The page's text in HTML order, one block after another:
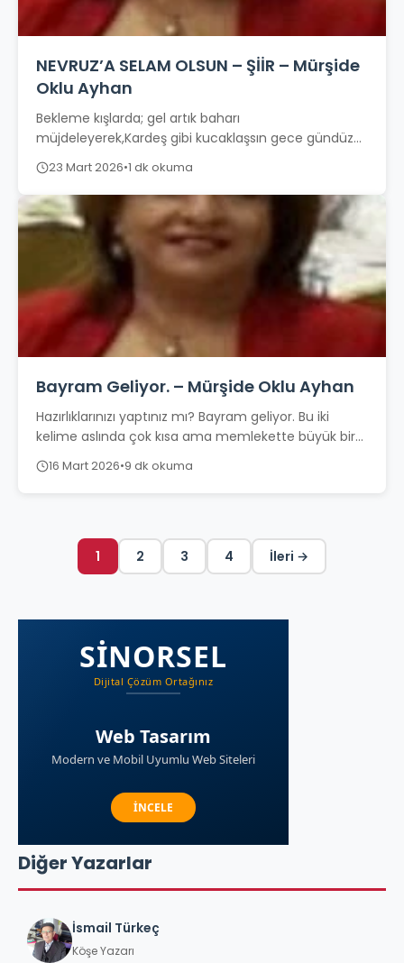
NEVRUZ’A SELAM OLSUN – ŞİİR – Mürşide
Oklu Ayhan
Bekleme kışlarda; gel artık baharı
müjdeleyerek,Kardeş gibi kucaklaşsın gece gündüz
eşitlenerek,Birleşsin eller, birleşsin gönüller
affederek,Yeni günde, yeni baharla, yeniden doğ...
23 Mart 2026•1 dk okuma
Bayram Geliyor. – Mürşide Oklu Ayhan
Hazırlıklarınızı yaptınız mı? Bayram geliyor. Bu iki
kelime aslında çok kısa ama memlekette büyük bir
hareket başlatır. Oruç tutmanın ardından...
16 Mart 2026•9 dk okuma
1 2 3 4 İleri →
Diğer Yazarlar
İsmail Türkeç
Köşe Yazarı